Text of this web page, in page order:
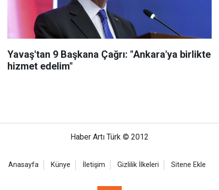
Yavaş'tan 9 Başkana Çağrı: "Ankara'ya birlikte
hizmet edelim"
Haber Artı Türk © 2012
Anasayfa Künye İletişim Gizlilik İlkeleri Sitene Ekle